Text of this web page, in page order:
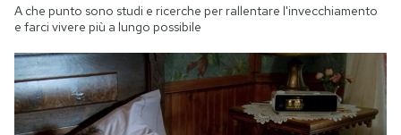
A che punto sono studi e ricerche per rallentare l'invecchiamento
e farci vivere più a lungo possibile